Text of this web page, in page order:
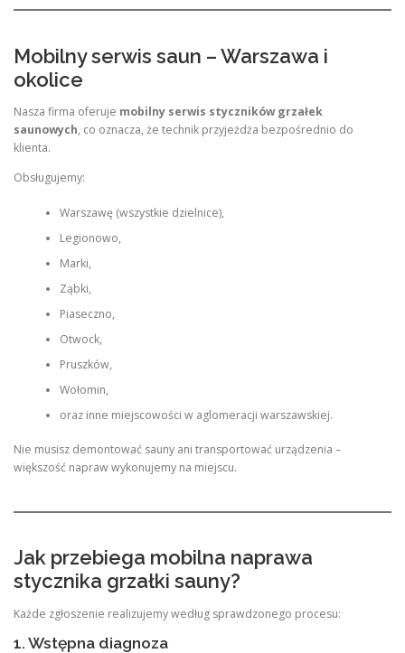
Mobilny serwis saun – Warszawa i
okolice
Nasza firma oferuje mobilny serwis styczników grzałek
saunowych, co oznacza, że technik przyjeżdża bezpośrednio do
klienta.
Obsługujemy:
Warszawę (wszystkie dzielnice),
Legionowo,
Marki,
Ząbki,
Piaseczno,
Otwock,
Pruszków,
Wołomin,
oraz inne miejscowości w aglomeracji warszawskiej.
Nie musisz demontować sauny ani transportować urządzenia –
większość napraw wykonujemy na miejscu.
Jak przebiega mobilna naprawa
stycznika grzałki sauny?
Każde zgłoszenie realizujemy według sprawdzonego procesu:
1. Wstępna diagnoza